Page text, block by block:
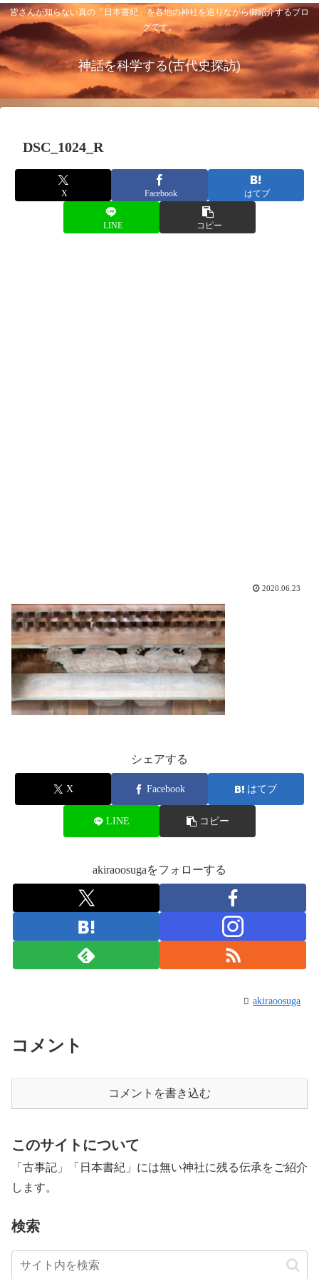
皆さんが知らない真の「日本書紀」を各地の神社を巡りながら御紹介するブロ
グです。
神話を科学する(古代史探訪)
DSC_1024_R
X Facebook はてブ
LINE コピー
2020.06.23
シェアする
X Facebook はてブ
LINE コピー
akiraoosugaをフォローする
akiraoosuga
コメント
コメントを書き込む
このサイトについて
「古事記」「日本書紀」には無い神社に残る伝承をご紹介
します。
検索